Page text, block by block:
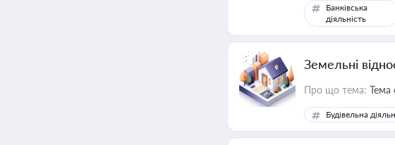
Банківська
діяльність
Земельні
Про що тема: Тема
Будівельна